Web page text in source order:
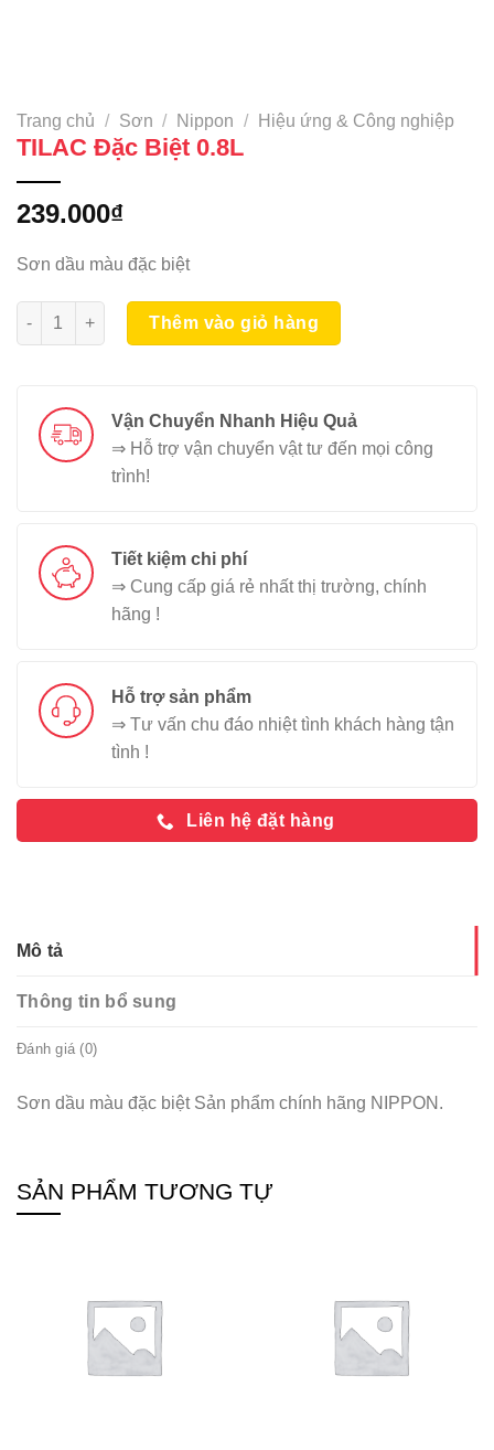
Trang chủ / Sơn / Nippon / Hiệu ứng & Công nghiệp
TILAC Đặc Biệt 0.8L
239.000₫
Sơn dầu màu đặc biệt
TILAC Đặc Biệt 0.8L số lượng
Thêm vào giỏ hàng
Vận Chuyển Nhanh Hiệu Quả
⇒ Hỗ trợ vận chuyển vật tư đến mọi công
trình!
Tiết kiệm chi phí
⇒ Cung cấp giá rẻ nhất thị trường, chính
hãng !
Hỗ trợ sản phẩm
⇒ Tư vấn chu đáo nhiệt tình khách hàng tận
tình !
Liên hệ đặt hàng
Mô tả
Thông tin bổ sung
Đánh giá (0)
Sơn dầu màu đặc biệt Sản phẩm chính hãng NIPPON.
SẢN PHẨM TƯƠNG TỰ